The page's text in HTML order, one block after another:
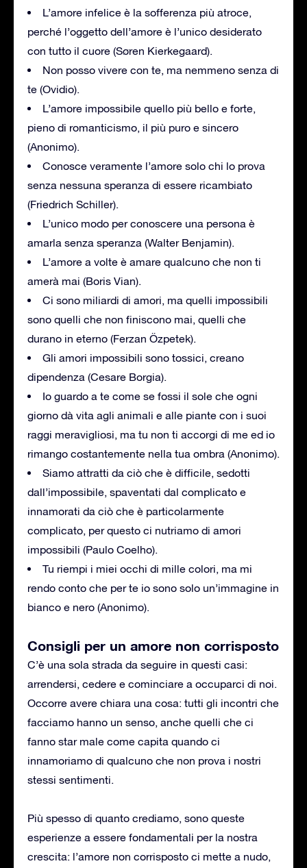
L’amore infelice è la sofferenza più atroce,
perché l’oggetto dell’amore è l’unico desiderato
con tutto il cuore (Søren Kierkegaard).
Non posso vivere con te, ma nemmeno senza di
te (Ovidio).
L’amore impossibile quello più bello e forte,
pieno di romanticismo, il più puro e sincero
(Anonimo).
Conosce veramente l’amore solo chi lo prova
senza nessuna speranza di essere ricambiato
(Friedrich Schiller).
L’unico modo per conoscere una persona è
amarla senza speranza (Walter Benjamin).
L’amore a volte è amare qualcuno che non ti
amerà mai (Boris Vian).
Ci sono miliardi di amori, ma quelli impossibili
sono quelli che non finiscono mai, quelli che
durano in eterno (Ferzan Özpetek).
Gli amori impossibili sono tossici, creano
dipendenza (Cesare Borgia).
Io guardo a te come se fossi il sole che ogni
giorno dà vita agli animali e alle piante con i suoi
raggi meravigliosi, ma tu non ti accorgi di me ed io
rimango costantemente nella tua ombra (Anonimo).
Siamo attratti da ciò che è difficile, sedotti
dall’impossibile, spaventati dal complicato e
innamorati da ciò che è particolarmente
complicato, per questo ci nutriamo di amori
impossibili (Paulo Coelho).
Tu riempi i miei occhi di mille colori, ma mi
rendo conto che per te io sono solo un’immagine in
bianco e nero (Anonimo).
Consigli per un amore non corrisposto
C’è una sola strada da seguire in questi casi:
arrendersi, cedere e cominciare a occuparci di noi.
Occorre avere chiara una cosa: tutti gli incontri che
facciamo hanno un senso, anche quelli che ci
fanno star male come capita quando ci
innamoriamo di qualcuno che non prova i nostri
stessi sentimenti.
Più spesso di quanto crediamo, sono queste
esperienze a essere fondamentali per la nostra
crescita: l’amore non corrisposto ci mette a nudo,